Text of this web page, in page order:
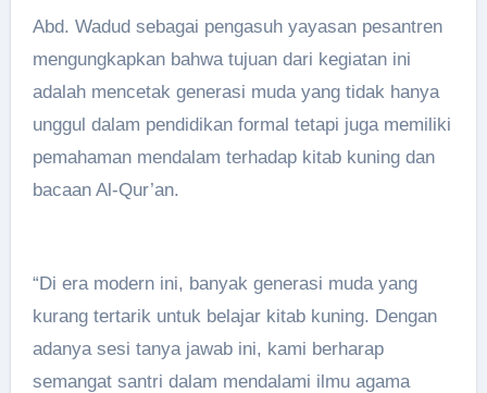
Abd. Wadud sebagai pengasuh yayasan pesantren
mengungkapkan bahwa tujuan dari kegiatan ini
adalah mencetak generasi muda yang tidak hanya
unggul dalam pendidikan formal tetapi juga memiliki
pemahaman mendalam terhadap kitab kuning dan
bacaan Al-Qur’an.
“Di era modern ini, banyak generasi muda yang
kurang tertarik untuk belajar kitab kuning. Dengan
adanya sesi tanya jawab ini, kami berharap
semangat santri dalam mendalami ilmu agama